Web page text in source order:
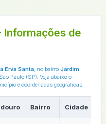
Informações de
Erva Santa, no bairro Jardim
Paulo (SP). Veja abaixo o
e coordenadas geográficas.
Bairro Cidade